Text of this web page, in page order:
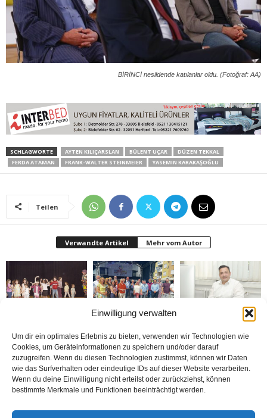
Einwilligung verwalten
Um dir ein optimales Erlebnis zu bieten, verwenden wir Technologien wie
Cookies, um Geräteinformationen zu speichern und/oder darauf
zuzugreifen. Wenn du diesen Technologien zustimmst, können wir Daten
wie das Surfverhalten oder eindeutige IDs auf dieser Website verarbeiten.
Wenn du deine Einwilligung nicht erteilst oder zurückziehst, können
bestimmte Merkmale und Funktionen beeinträchtigt werden.
BİRİNCİ nesildende katılanlar oldu. (Fotoğraf: AA)
SCHLAGWORTE AYTEN KILIÇARSLAN BÜLENT UÇAR
DÜZEN TEKKAL
FERDA ATAMAN
FRANK-WALTER STEINMEIER YASEMIN KARAKAŞOĞLU
Teilen
Verwandte Artikel Mehr vom Autor
Festivali yapıldı
Yabancılar Haftası
Yapıldı
donduruldu